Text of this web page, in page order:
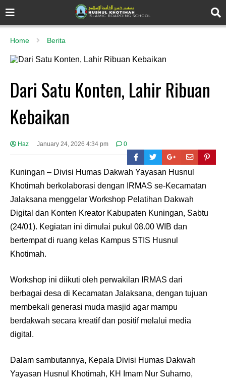
Home Berita
Dari Satu Konten, Lahir Ribuan
Kebaikan
Haz January 24, 2026 4:34 pm 0
Kuningan – Divisi Humas Dakwah Yayasan Husnul
Khotimah berkolaborasi dengan IRMAS se-Kecamatan
Jalaksana menggelar Workshop Pelatihan Dakwah
Digital dan Konten Kreator Kabupaten Kuningan, Sabtu
(24/01). Kegiatan ini dimulai pukul 08.00 WIB dan
bertempat di ruang kelas Kampus STIS Husnul
Khotimah.
Workshop ini diikuti oleh perwakilan IRMAS dari
berbagai desa di Kecamatan Jalaksana, dengan tujuan
membekali generasi muda masjid agar mampu
berdakwah secara kreatif dan positif melalui media
digital.
Dalam sambutannya, Kepala Divisi Humas Dakwah
Yayasan Husnul Khotimah, KH Imam Nur Suharno,